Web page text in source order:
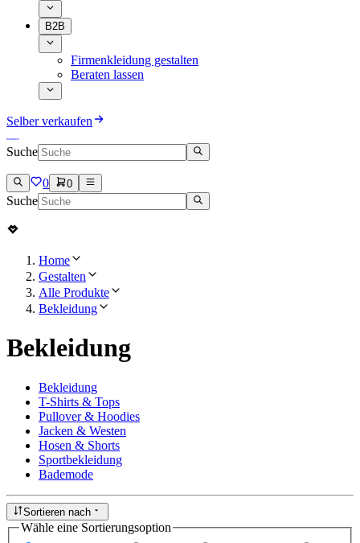
B2B
Firmenkleidung gestalten
Beraten lassen
Selber verkaufen
Suche
0 0
Suche
Home
Gestalten
Alle Produkte
Bekleidung
Bekleidung
Bekleidung
T-Shirts & Tops
Pullover & Hoodies
Jacken & Westen
Hosen & Shorts
Sportbekleidung
Bademode
Sortieren nach
Wähle eine Sortierungsoption